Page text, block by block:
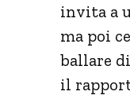
invita a
ma poi
ballare
il